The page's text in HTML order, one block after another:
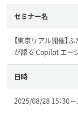
セミナー名
【東京リアル開催】
が語る Copilot エー
日時
2025/08/28 15：30～